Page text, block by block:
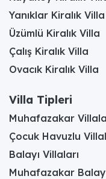
Genel
sahiptir. Bazı
yönelik özel
bulunur.
Bu villaların en
Bahçe ve havuz
Yüksek duvarlar
Böylece aileler
Yanıklar Kiralık Villa
Üzümlü Kiralık Villa
Çalış Kiralık Villa
Ovacık Kiralık Villa
Villa Tipleri
Muhafazakar
Çocuk Havuzlu
Balayı Villaları
Muhafazakar